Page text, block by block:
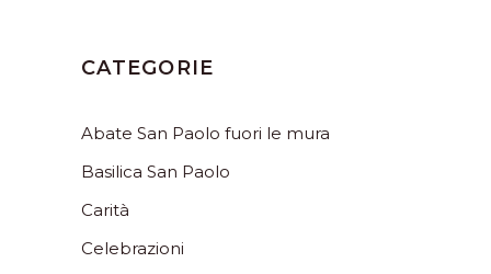
CATEGORIE
Abate San Paolo fuori le mura
Basilica San Paolo
Carità
Celebrazioni